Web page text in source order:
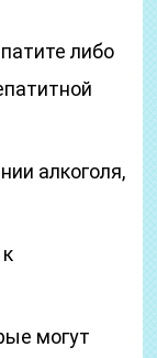
либо
алкоголя,
могут